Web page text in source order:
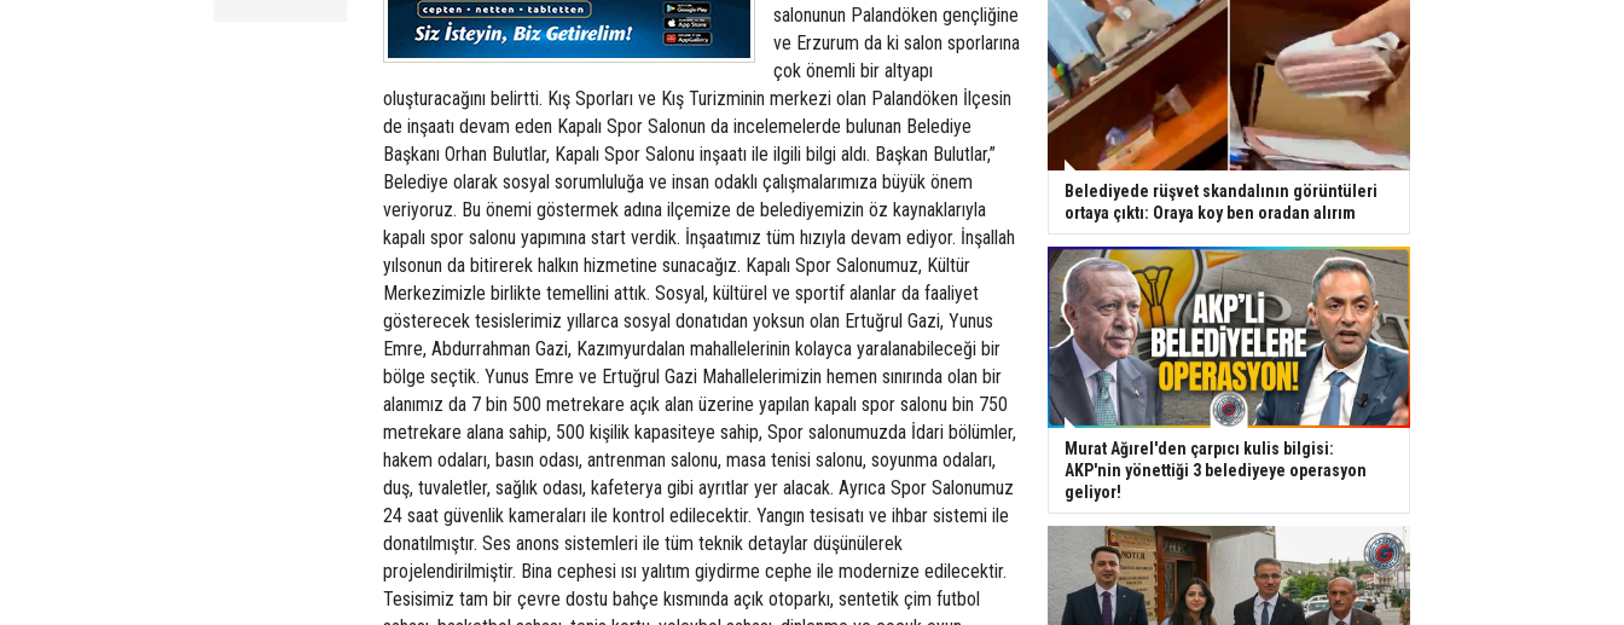
salonunun Palandöken gençliğine
ve Erzurum da ki salon sporlarına
çok önemli bir altyapı
oluşturacağını belirtti. Kış Sporları ve Kış Turizminin merkezi olan Palandöken İlçesin
de inşaatı devam eden Kapalı Spor Salonun da incelemelerde bulunan Belediye
Başkanı Orhan Bulutlar, Kapalı Spor Salonu inşaatı ile ilgili bilgi aldı. Başkan Bulutlar,”
Belediye olarak sosyal sorumluluğa ve insan odaklı çalışmalarımıza büyük önem
veriyoruz. Bu önemi göstermek adına ilçemize de belediyemizin öz kaynaklarıyla
kapalı spor salonu yapımına start verdik. İnşaatımız tüm hızıyla devam ediyor. İnşallah
yılsonun da bitirerek halkın hizmetine sunacağız. Kapalı Spor Salonumuz, Kültür
Merkezimizle birlikte temellini attık. Sosyal, kültürel ve sportif alanlar da faaliyet
gösterecek tesislerimiz yıllarca sosyal donatıdan yoksun olan Ertuğrul Gazi, Yunus
Emre, Abdurrahman Gazi, Kazımyurdalan mahallelerinin kolayca yaralanabileceği bir
bölge seçtik. Yunus Emre ve Ertuğrul Gazi Mahallelerimizin hemen sınırında olan bir
alanımız da 7 bin 500 metrekare açık alan üzerine yapılan kapalı spor salonu bin 750
metrekare alana sahip, 500 kişilik kapasiteye sahip, Spor salonumuzda İdari bölümler,
hakem odaları, basın odası, antrenman salonu, masa tenisi salonu, soyunma odaları,
duş, tuvaletler, sağlık odası, kafeterya gibi ayrıtlar yer alacak. Ayrıca Spor Salonumuz
24 saat güvenlik kameraları ile kontrol edilecektir. Yangın tesisatı ve ihbar sistemi ile
donatılmıştır. Ses anons sistemleri ile tüm teknik detaylar düşünülerek
projelendirilmiştir. Bina cephesi ısı yalıtım giydirme cephe ile modernize edilecektir.
Tesisimiz tam bir çevre dostu bahçe kısmında açık otoparkı, sentetik çim futbol
Belediyede rüşvet skandalının görüntüleri
ortaya çıktı: Oraya koy ben oradan alırım
Murat Ağırel'den çarpıcı kulis bilgisi:
AKP'nin yönettiği 3 belediyeye operasyon
geliyor!